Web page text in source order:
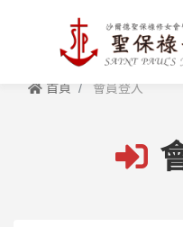
首頁 會員登入